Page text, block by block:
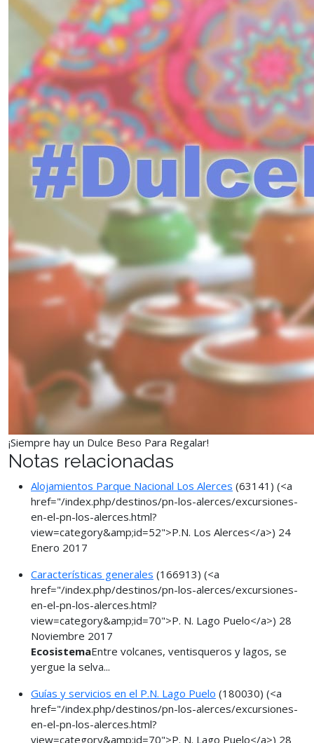
¡Siempre hay un Dulce Beso Para Regalar!
Notas relacionadas
Alojamientos Parque Nacional Los Alerces (63141) (<a
href="/index.php/destinos/pn-los-alerces/excursiones-
en-el-pn-los-alerces.html?
view=category&amp;id=52">P.N. Los Alerces</a>) 24
Enero 2017
Características generales (166913) (<a
href="/index.php/destinos/pn-los-alerces/excursiones-
en-el-pn-los-alerces.html?
view=category&amp;id=70">P. N. Lago Puelo</a>) 28
Noviembre 2017
EcosistemaEntre volcanes, ventisqueros y lagos, se
yergue la selva...
Guías y servicios en el P.N. Lago Puelo (180030) (<a
href="/index.php/destinos/pn-los-alerces/excursiones-
en-el-pn-los-alerces.html?
view=category&amp;id=70">P. N. Lago Puelo</a>) 28